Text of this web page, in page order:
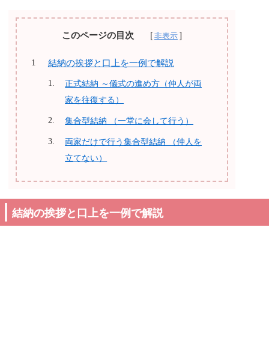
このページの目次
結納の挨拶と口上を一例で解説
正式結納 ～儀式の進め方（仲人が両
家を往復する）
集合型結納 （一堂に会して行う）
両家だけで行う集合型結納 （仲人を
立てない）
結納の挨拶と口上を一例で解説